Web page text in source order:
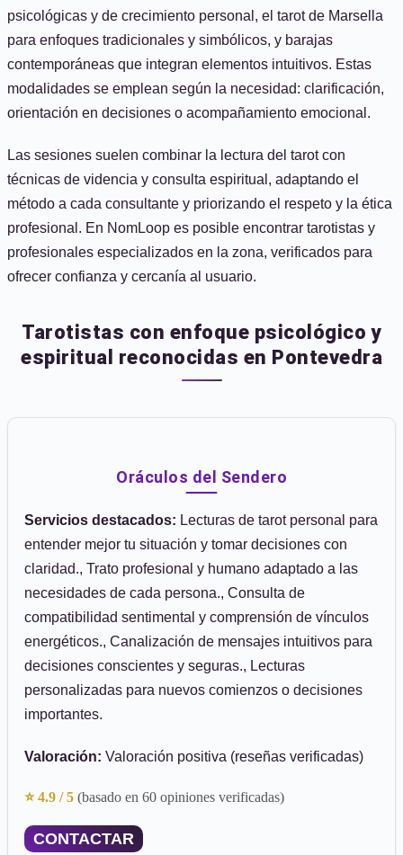
psicológicas y de crecimiento personal, el tarot de Marsella
para enfoques tradicionales y simbólicos, y barajas
contemporáneas que integran elementos intuitivos. Estas
modalidades se emplean según la necesidad: clarificación,
orientación en decisiones o acompañamiento emocional.
Las sesiones suelen combinar la lectura del tarot con
técnicas de videncia y consulta espiritual, adaptando el
método a cada consultante y priorizando el respeto y la ética
profesional. En NomLoop es posible encontrar tarotistas y
profesionales especializados en la zona, verificados para
ofrecer confianza y cercanía al usuario.
Tarotistas con enfoque psicológico y
espiritual reconocidas en Pontevedra
Oráculos del Sendero
Servicios destacados: Lecturas de tarot personal para
entender mejor tu situación y tomar decisiones con
claridad., Trato profesional y humano adaptado a las
necesidades de cada persona., Consulta de
compatibilidad sentimental y comprensión de vínculos
energéticos., Canalización de mensajes intuitivos para
decisiones conscientes y seguras., Lecturas
personalizadas para nuevos comienzos o decisiones
importantes.
Valoración: Valoración positiva (reseñas verificadas)
⭐ 4.9 / 5 (basado en 60 opiniones verificadas)
CONTACTAR